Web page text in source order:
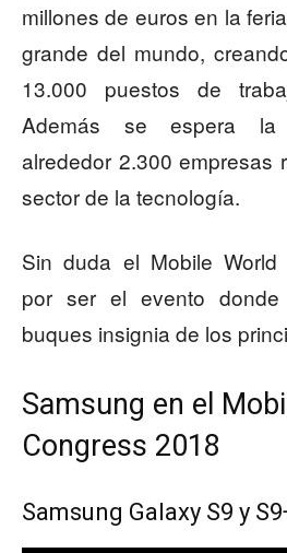
millones de euros en la
grande del mundo,
13.000 puestos de
Además se espera la
alrededor 2.300 empresas
sector de la tecnología.
Sin duda el Mobile World
por ser el evento
buques insignia de los
Samsung en el
Congress 2018
Samsung Galaxy S9 y